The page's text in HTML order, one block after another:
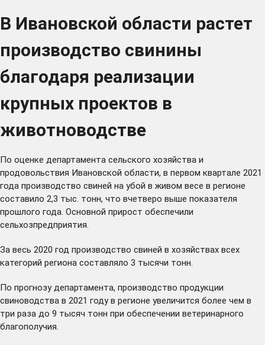
В Ивановской области растет
производство свинины
благодаря реализации
крупных проектов в
животноводстве
По оценке департамента сельского хозяйства и
продовольствия Ивановской области, в первом квартале 2021
года производство свиней на убой в живом весе в регионе
составило 2,3 тыс. тонн, что вчетверо выше показателя
прошлого года. Основной прирост обеспечили
сельхозпредприятия.
За весь 2020 год производство свиней в хозяйствах всех
категорий региона составляло 3 тысячи тонн.
По прогнозу департамента, производство продукции
свиноводства в 2021 году в регионе увеличится более чем в
три раза до 9 тысяч тонн при обеспечении ветеринарного
благополучия.